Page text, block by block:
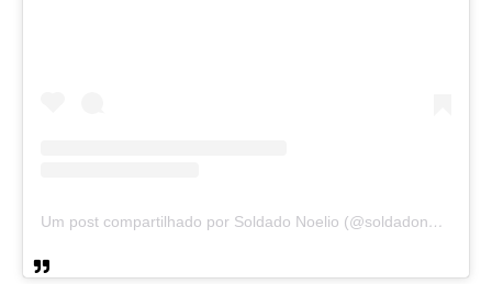
Um post compartilhado por Soldado Noelio (@soldadonoelio)